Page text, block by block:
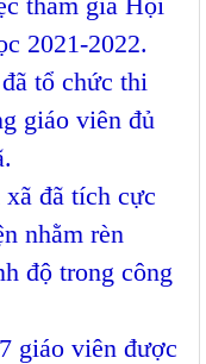
2021-2022.
tổ chức thi
giáo viên đủ
đã tích cực
nhằm rèn
độ trong công
giáo viên được